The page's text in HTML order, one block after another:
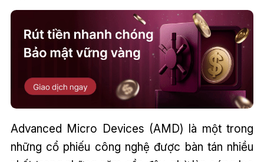
Advanced Micro Devices (AMD) là một trong
những cổ phiếu công nghệ được bàn tán nhiều